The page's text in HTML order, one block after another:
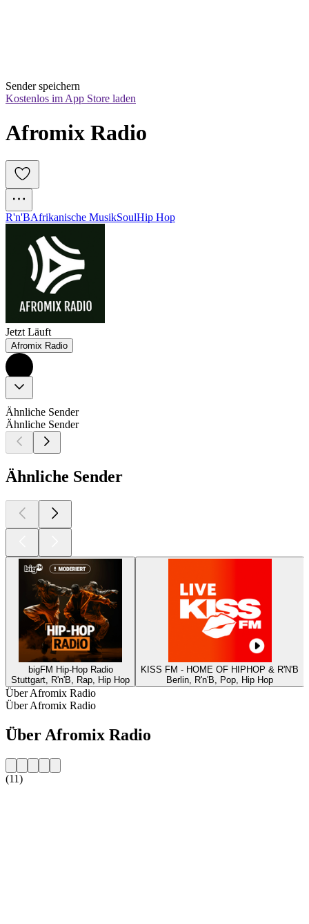
Sender speichern
Kostenlos im App Store laden
Afromix Radio
R'n'BAfrikanische MusikSoulHip Hop
Jetzt Läuft
Afromix Radio
Ähnliche Sender
Ähnliche Sender
Ähnliche Sender
bigFM Hip-Hop Radio
Stuttgart, R'n'B, Rap, Hip Hop
KISS FM - HOME OF HIPHOP & R'N'B
Berlin, R'n'B, Pop, Hip Hop
Über Afromix Radio
Über Afromix Radio
Über Afromix Radio
(11)